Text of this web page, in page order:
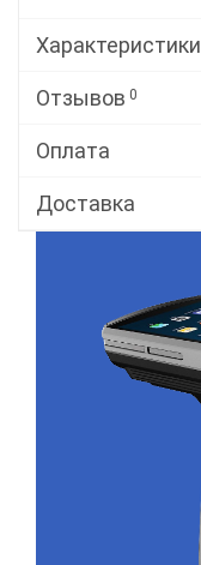
Характеристики
Отзывов 0
Оплата
Доставка